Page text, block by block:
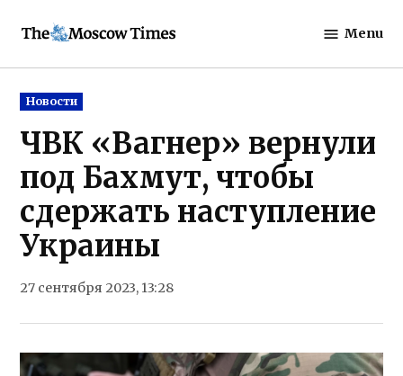
Moscow
Menu
Posted
in
Новости
ЧВК «Вагнер» вернули
под Бахмут, чтобы
сдержать наступление
Украины
27 сентября 2023, 13:28